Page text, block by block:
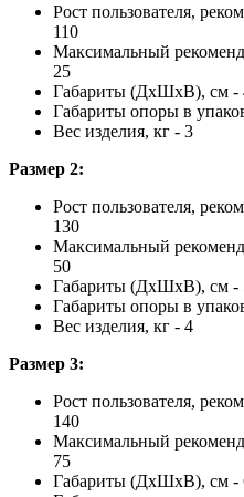
Рост пользователя,
110
Максимальный
25
Габариты (ДхШхВ), см -
Габариты опоры в
Вес изделия, кг - 3
Размер 2:
Рост пользователя,
130
Максимальный
50
Габариты (ДхШхВ), см -
Габариты опоры в
Вес изделия, кг - 4
Размер 3:
Рост пользователя,
140
Максимальный
75
Габариты (ДхШхВ), см -